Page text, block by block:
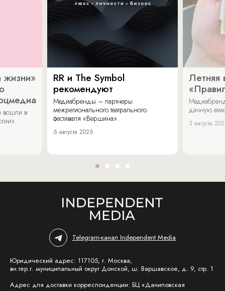
жизни»
вошли в
RR и The Symbol
рекомендуют
Медиабренды – партнеры
межрегионального театрального
фестиваля «Вершина».
6 августа 2026
Летняя
дачную
3 августа
Telegram-канал Independent Media
Юридический адрес: 117105, г. Москва,
вн.тер.г. муниципальный округ Донской, ш. Варшавское, д. 9, стр. 1
Адрес для доставки корреспонденции: БЦ «Даниловская